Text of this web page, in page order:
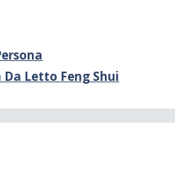
Letto Feng Shui